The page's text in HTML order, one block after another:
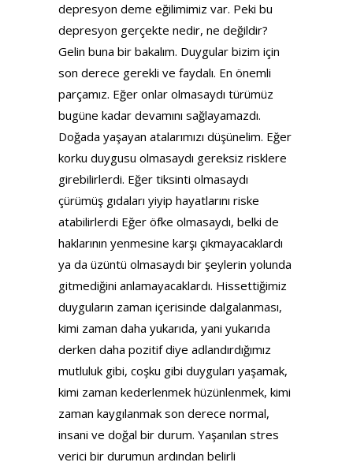
depresyon deme eğilimimiz var. Peki bu
depresyon gerçekte nedir, ne değildir?
Gelin buna bir bakalım. Duygular bizim için
son derece gerekli ve faydalı. En önemli
parçamız. Eğer onlar olmasaydı türümüz
bugüne kadar devamını sağlayamazdı.
Doğada yaşayan atalarımızı düşünelim. Eğer
korku duygusu olmasaydı gereksiz risklere
girebilirlerdi. Eğer tiksinti olmasaydı
çürümüş gıdaları yiyip hayatlarını riske
atabilirlerdi Eğer öfke olmasaydı, belki de
haklarının yenmesine karşı çıkmayacaklardı
ya da üzüntü olmasaydı bir şeylerin yolunda
gitmediğini anlamayacaklardı. Hissettiğimiz
duyguların zaman içerisinde dalgalanması,
kimi zaman daha yukarıda, yani yukarıda
derken daha pozitif diye adlandırdığımız
mutluluk gibi, coşku gibi duyguları yaşamak,
kimi zaman kederlenmek hüzünlenmek, kimi
zaman kaygılanmak son derece normal,
insani ve doğal bir durum. Yaşanılan stres
verici bir durumun ardından belirli